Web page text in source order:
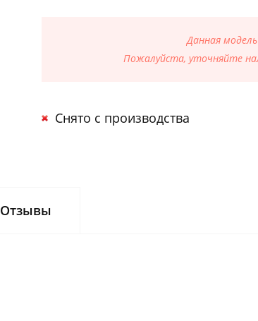
Данная
Пожалуйста, уточняйте
Снято с производства
Отзывы